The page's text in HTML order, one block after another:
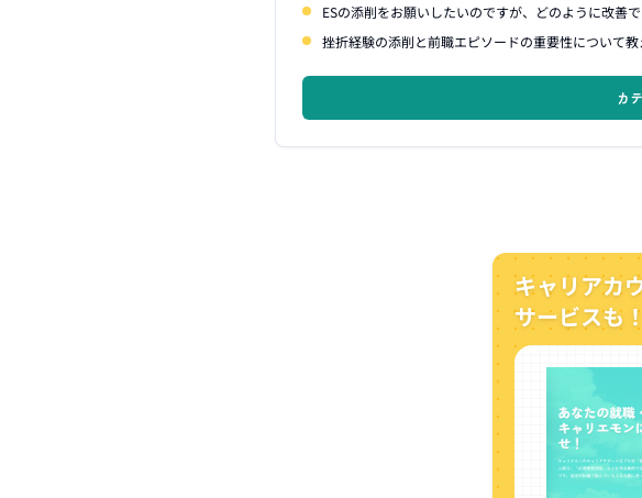
ESの添削をお願いしたいのですが、どのように改善
挫折経験の添削と前職エピソードの重要性について教
カ
キャリアカ
サービスも！